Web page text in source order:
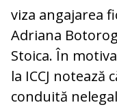
viza angajarea
Adriana
Stoica. În
la ICCJ notează
conduită